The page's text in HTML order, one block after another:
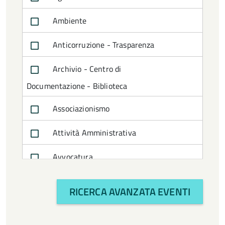
Mostre
Musica
Premi e concorsi
Teatro
Ambiente
Anticorruzione - Trasparenza
Archivio - Centro di
Documentazione - Biblioteca
Associazionismo
Attività Amministrativa
Avvocatura
Bilancio e politiche finanziarie
CTSS
RICERCA AVANZATA EVENTI